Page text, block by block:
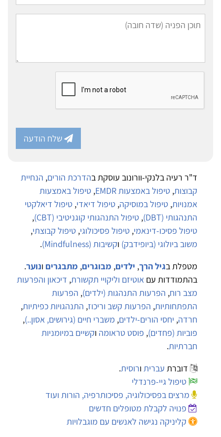
שלח הודעה
ד"ר רעיה בלנקי-וורונוב עוסקת בהדרכת הורים, הנחיית
קבוצות, טיפול באמצעות EMDR , טיפול באמצעות
אמנויות, טיפול במוסיקה, טיפול דיאדי, טיפול דיאלקטי
התנהגותי (DBT)
, טיפול התנהגותי קוגניטיבי (CBT)
,
טיפול פסיכו-דינאמי, טיפול פסיכולוגי, טיפול קבוצתי,
משוב ביולוגי (ביופידבק) וקשיבות (Mindfulness)
.
מטפלת בגיל הרך, ילדים, מבוגרים, מתבגרים ונוער.
בהתמודדות עם אוטיזם וליקויי תקשורת, דיכאון והפרעות
מצב רוח, הפרעות התנהגות (ילדים), הפרעות
התפתחותיות, הפרעות קשב וריכוז, התנהגויות כפיתיות,
חרדה, יחסי הורים-ילדים, משברי חיים (גירושים, אסון..),
פוביות (פחדים), פוסט טראומה וקשיים במיומניות
חברתיות.
דוברת עברית ורוסית.
טיפול גיי-פרנדלי
מרצים בפסיכולוגיה, פסיכותרפיה, הורות ועוד
פנויה לקבלת מטופלים חדשים
קליניקה נגישה לאנשים עם מוגבלויות